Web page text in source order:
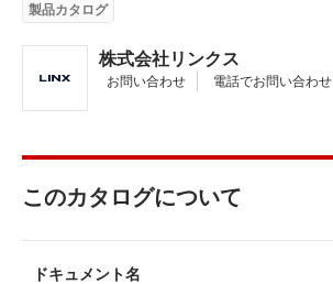
製品カタログ
株式会社リンクス
お問い合わせ 電話でお問い合わせ
このカタログについて
ドキュメント名